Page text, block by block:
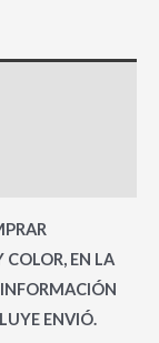
COLOR, EN LA
INFORMACIÓN
ENVIÓ.